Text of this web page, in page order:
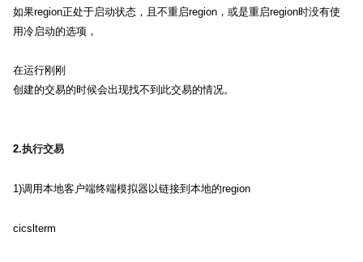
如果region正处于启动状态，且不重启region ，或是重启region时没有使
用冷启动的选项，
在运行刚刚
创建的交易的时候会出现找不到此交易的情况。
2.执行交易
1)调用本地客户端终端模拟器以链接到本地的region
cicslterm